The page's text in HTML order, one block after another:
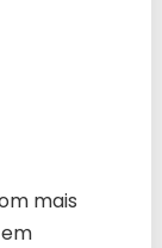
mais